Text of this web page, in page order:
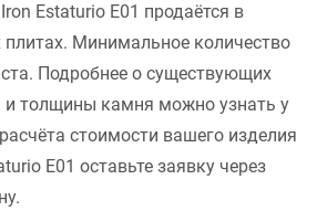
Estaturio E01 продаётся в
Минимальное количество
Подробнее о существующих
и толщины камня можно узнать у
стоимости вашего изделия
E01 оставьте заявку через